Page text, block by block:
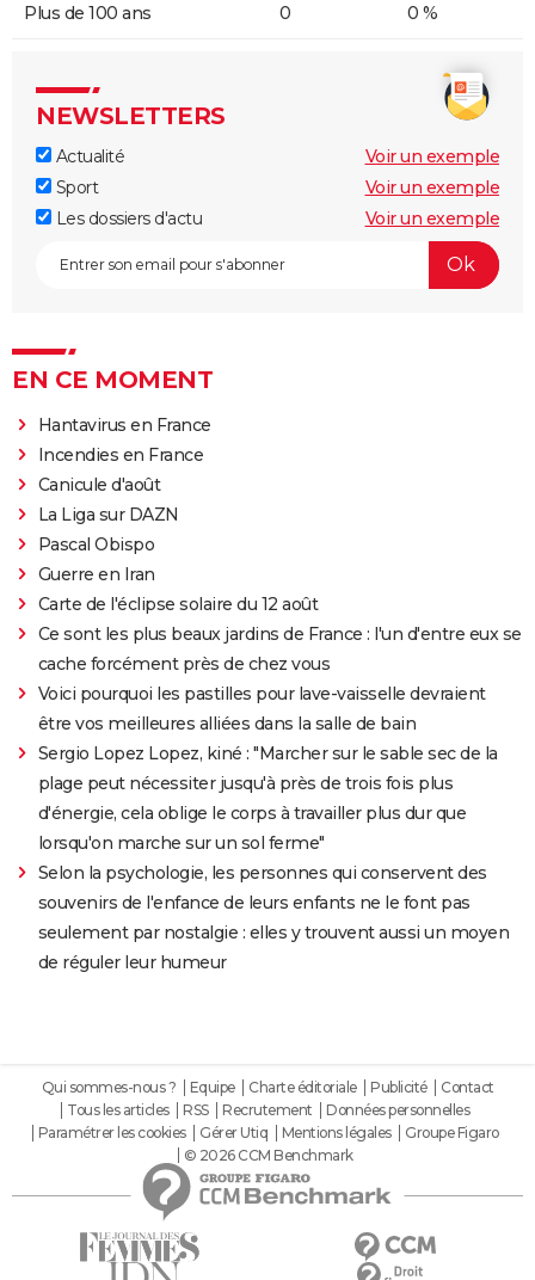
Plus de 100 ans 0 0 %
NEWSLETTERS
Actualité
Voir un exemple
Sport
Voir un exemple
Les dossiers d'actu
Voir un exemple
EN CE MOMENT
Hantavirus en France
Incendies en France
Canicule d'août
La Liga sur DAZN
Pascal Obispo
Guerre en Iran
Carte de l'éclipse solaire du 12 août
Ce sont les plus beaux jardins de France : l'un d'entre eux se
cache forcément près de chez vous
Voici pourquoi les pastilles pour lave-vaisselle devraient
être vos meilleures alliées dans la salle de bain
Sergio Lopez Lopez, kiné : "Marcher sur le sable sec de la
plage peut nécessiter jusqu'à près de trois fois plus
d'énergie, cela oblige le corps à travailler plus dur que
lorsqu'on marche sur un sol ferme"
Selon la psychologie, les personnes qui conservent des
souvenirs de l'enfance de leurs enfants ne le font pas
seulement par nostalgie : elles y trouvent aussi un moyen
de réguler leur humeur
Qui sommes-nous ? Equipe Charte éditoriale Publicité
Contact
Tous les articles
RSS Recrutement
Données personnelles
Paramétrer les cookies
Gérer Utiq Mentions légales
Groupe Figaro
© 2026 CCM Benchmark